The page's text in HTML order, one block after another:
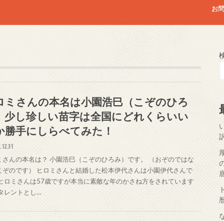
お
ミさんの本名は小園浩巳（こぞのひろ
少し珍しい苗字は全国にどれくらいい
勝手にしらべてみた！
さんの本名は？ 小園浩巳（こぞのひろみ）です。 （おぞのではな
ぞのです） ヒロミさんと結婚した松本伊代さんは小園伊代さんで
ロミさんは57歳ですが本当に素敵な年のかさね方をされています
レントとし…